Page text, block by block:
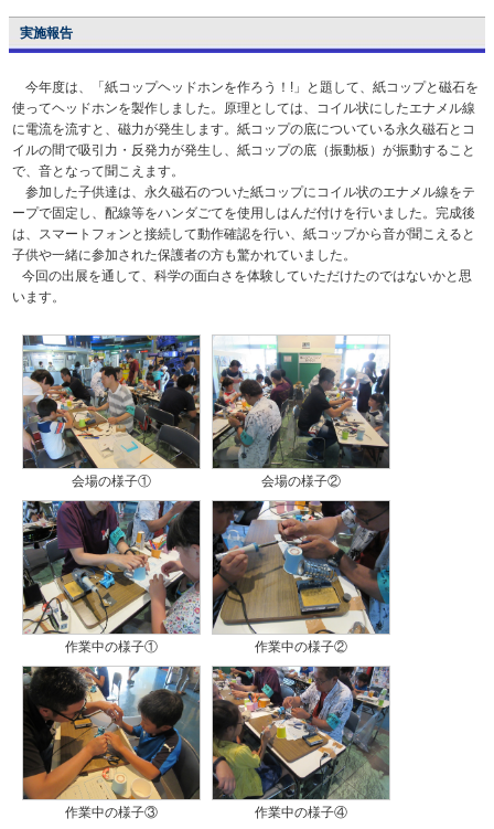
実施報告
今年度は、「紙コップヘッドホンを作ろう！!」と題して、紙コップと磁石を
使ってヘッドホンを製作しました。原理としては、コイル状にしたエナメル線
に電流を流すと、磁力が発生します。紙コップの底についている永久磁石とコ
イルの間で吸引力・反発力が発生し、紙コップの底（振動板）が振動すること
で、音となって聞こえます。
参加した子供達は、永久磁石のついた紙コップにコイル状のエナメル線をテ
ープで固定し、配線等をハンダごてを使用しはんだ付けを行いました。完成後
は、スマートフォンと接続して動作確認を行い、紙コップから音が聞こえると
子供や一緒に参加された保護者の方も驚かれていました。
今回の出展を通して、科学の面白さを体験していただけたのではないかと思
います。
会場の様子① 会場の様子②
作業中の様子① 作業中の様子②
作業中の様子③ 作業中の様子④